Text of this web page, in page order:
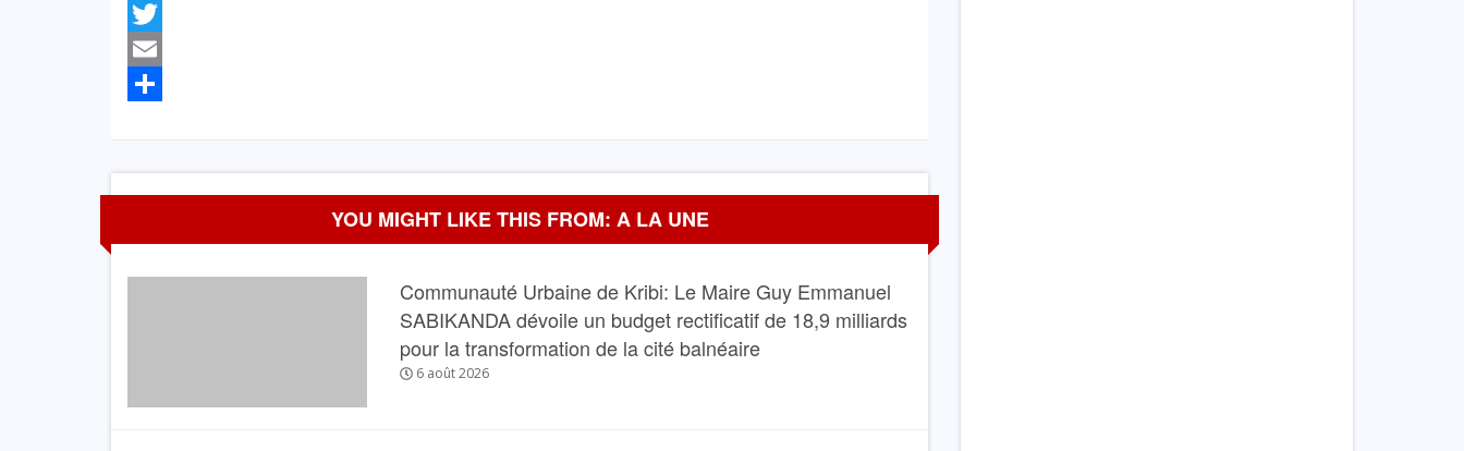
Facebook
Twitter
Email
YOU MIGHT LIKE THIS FROM: A LA UNE
Communauté Urbaine de Kribi: Le Maire Guy Emmanuel
SABIKANDA dévoile un budget rectificatif de 18,9 milliards
pour la transformation de la cité balnéaire
6 août 2026